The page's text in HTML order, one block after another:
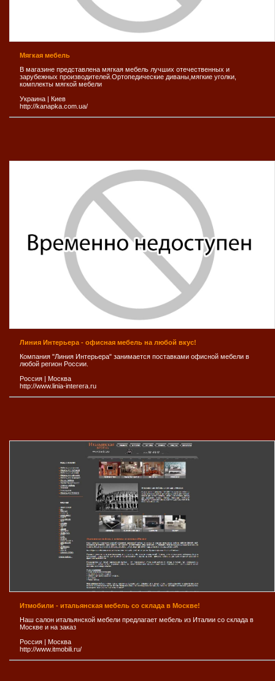
Мягкая мебель
В магазине представлена мягкая мебель лучших отечественных и
зарубежных производителей.Ортопедические диваны,мягкие уголки,
комплекты мягкой мебели
Украина
Киев
http://kanapka.com.ua/
Линия Интерьера - офисная мебель на любой вкус!
Компания "Линия Интерьера" занимается поставками офисной мебели в
любой регион России.
Россия
Москва
http://www.linia-interera.ru
Итмобили - итальянская мебель со склада в Москве!
Наш салон итальянской мебели предлагает мебель из Италии со склада в
Москве и на заказ
Россия
Москва
http://www.itmobili.ru/